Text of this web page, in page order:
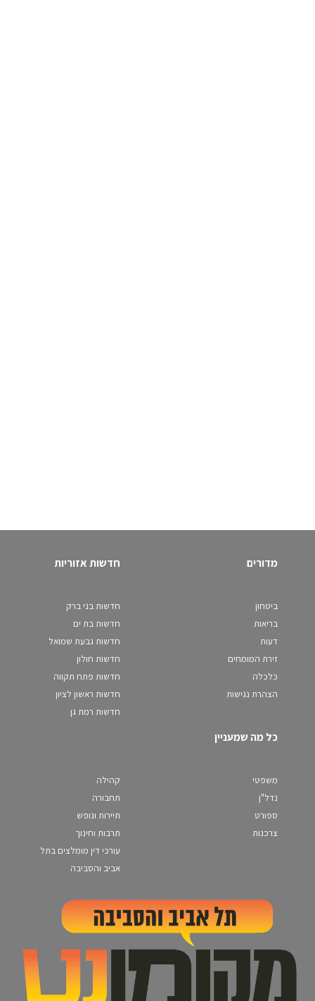
מדורים
ביטחון
בריאות
דעות
זירת המומחים
כלכלה
הצהרת נגישות
חדשות אזוריות
חדשות בני ברק
חדשות בת ים
חדשות גבעת שמואל
חדשות חולון
חדשות פתח תקווה
חדשות ראשון לציון
חדשות רמת גן
כל מה שמעניין
משפטי
נדל"ן
ספורט
צרכנות
קהילה
תחבורה
תיירות ונופש
תרבות וחינוך
עורכי דין מומלצים בתל
אביב והסביבה